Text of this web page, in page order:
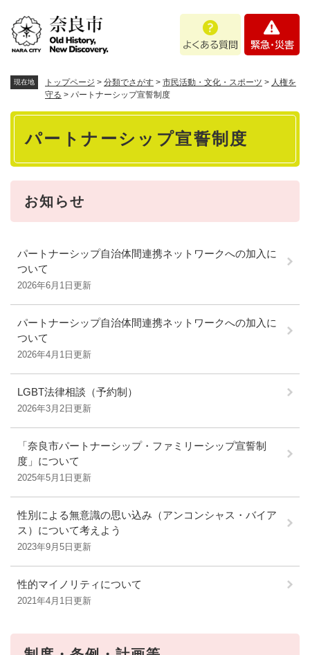
あ
問
・
現在地 トップページ > 分類でさがす > 市民活動・文化・スポーツ > 人権を
守る > パートナーシップ宣誓制度
本
パートナーシップ宣誓制度
お知らせ
パートナーシップ自治体間連携ネットワークへの加入に
ついて
2026年6月1日更新
パートナーシップ自治体間連携ネットワークへの加入に
ついて
2026年4月1日更新
LGBT法律相談（予約制）
2026年3月2日更新
「奈良市パートナーシップ・ファミリーシップ宣誓制
度」について
2025年5月1日更新
性別による無意識の思い込み（アンコンシャス・バイア
ス）について考えよう
2023年9月5日更新
性的マイノリティについて
2021年4月1日更新